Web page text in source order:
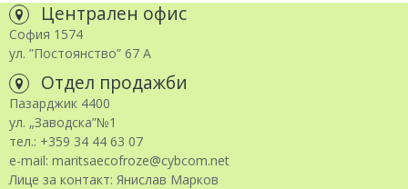
Централен офис
София 1574
ул. ”Постоянство” 67 А
Отдел продажби
Пазарджик 4400
ул. „Заводска”№1
тел.: +359 34 44 63 07
e-mail: maritsaecofroze@cybcom.net
Лице за контакт: Янислав Марков